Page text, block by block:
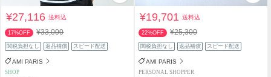
¥27,116送料込
17%OFF ¥33,000
関税負担なし 返品補償 スピード配送
AMI PARIS
SHOP
¥19,701送料込
22%OFF ¥25,300
関税負担なし 返品補償 スピード配送
AMI PARIS
PERSONAL SHOPPER